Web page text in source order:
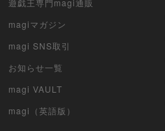
クリプトスペルズ
遊戯王初期
遊戯王専門magi通販
magiマガジン
magi SNS取引
お知らせ一覧
magi VAULT
magi（英語版）